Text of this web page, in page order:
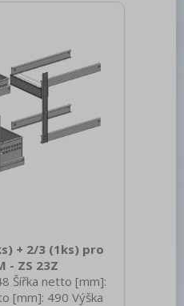
+ 2/3 (1ks) pro
- ZS 23Z
Šířka netto [mm]:
[mm]: 490 Výška